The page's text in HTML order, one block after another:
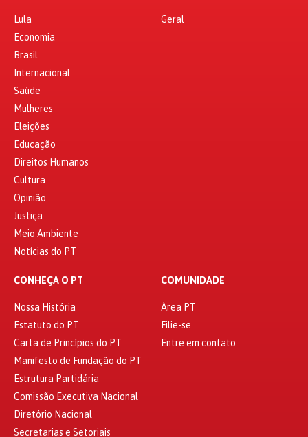
Lula
Economia
Brasil
Internacional
Saúde
Mulheres
Eleições
Educação
Direitos Humanos
Cultura
Opinião
Justiça
Meio Ambiente
Notícias do PT
Geral
CONHEÇA O PT
Nossa História
Estatuto do PT
Carta de Princípios do PT
Manifesto de Fundação do PT
Estrutura Partidária
Comissão Executiva Nacional
Diretório Nacional
Secretarias e Setoriais
COMUNIDADE
Área PT
Filie-se
Entre em contato